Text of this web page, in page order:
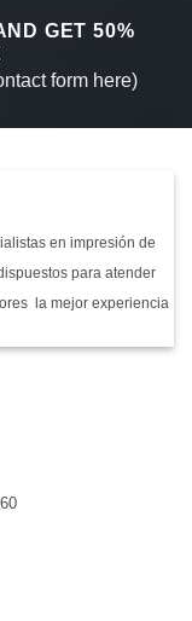
GET 50%
form here)
en impresión de
para atender
la mejor experiencia